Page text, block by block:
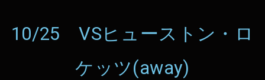
10/25 VSヒューストン・ロ
ケッツ(away)